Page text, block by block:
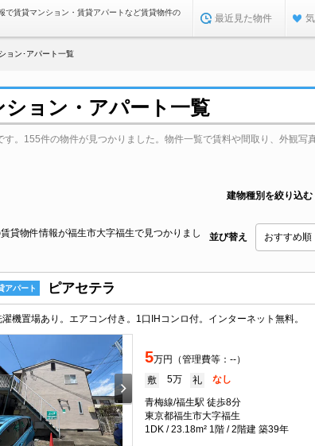
で賃貸マンション・賃貸アパートなど賃貸物件の
最近見た物件
ョン･アパート一覧
ョン・アパート一覧
。155件の物件が見つかりました。物件一覧で賃料や間取り、外観写
建物種別を絞り込む
貸物件情報が福生市大字福生で見つかりまし
並び替え
アパート ピアセテラ
機置場あり。エアコン付き。1口IHコンロ付。インターネット無料。
5万円（管理費等：--）
敷 5万 礼 なし
青梅線/福生駅 徒歩8分
東京都福生市大字福生
1DK / 23.18m² 1階 / 2階建 築39年